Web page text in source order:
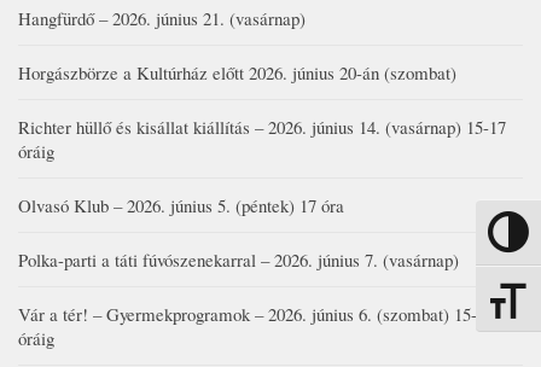
Nagy
Hangfürdő – 2026. június 21. (vasárnap)
Horgászbörze a Kultúrház előtt 2026. június 20-án (szombat)
Richter hüllő és kisállat kiállítás – 2026. június 14. (vasárnap) 15-17
óráig
Olvasó Klub – 2026. június 5. (péntek) 17 óra
Polka-parti a táti fúvószenekarral – 2026. június 7. (vasárnap)
Vár a tér! – Gyermekprogramok – 2026. június 6. (szombat) 15-19
óráig